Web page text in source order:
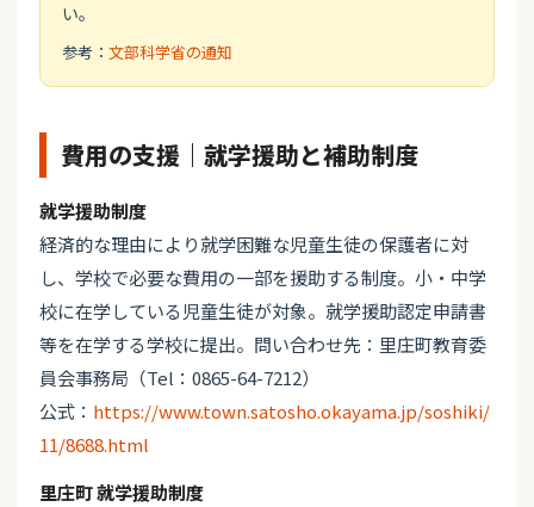
い。
参考： 文部科学省の通知
費用の支援｜就学援助と補助制度
就学援助制度
経済的な理由により就学困難な児童生徒の保護者に対
し、学校で必要な費用の一部を援助する制度。小・中学
校に在学している児童生徒が対象。就学援助認定申請書
等を在学する学校に提出。問い合わせ先：里庄町教育委
員会事務局（Tel：0865-64-7212）
公式： https://www.town.satosho.okayama.jp/soshiki/
11/8688.html
里庄町 就学援助制度